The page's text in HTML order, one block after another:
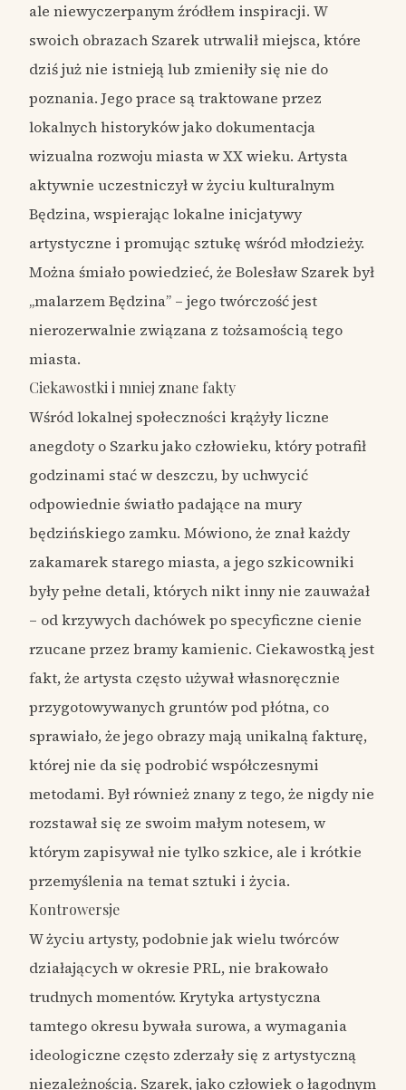
ale niewyczerpanym źródłem inspiracji. W
swoich obrazach Szarek utrwalił miejsca, które
dziś już nie istnieją lub zmieniły się nie do
poznania. Jego prace są traktowane przez
lokalnych historyków jako dokumentacja
wizualna rozwoju miasta w XX wieku. Artysta
aktywnie uczestniczył w życiu kulturalnym
Będzina, wspierając lokalne inicjatywy
artystyczne i promując sztukę wśród młodzieży.
Można śmiało powiedzieć, że Bolesław Szarek był
„malarzem Będzina” – jego twórczość jest
nierozerwalnie związana z tożsamością tego
miasta.
Ciekawostki i mniej znane fakty
Wśród lokalnej społeczności krążyły liczne
anegdoty o Szarku jako człowieku, który potrafił
godzinami stać w deszczu, by uchwycić
odpowiednie światło padające na mury
będzińskiego zamku. Mówiono, że znał każdy
zakamarek starego miasta, a jego szkicowniki
były pełne detali, których nikt inny nie zauważał
– od krzywych dachówek po specyficzne cienie
rzucane przez bramy kamienic. Ciekawostką jest
fakt, że artysta często używał własnoręcznie
przygotowywanych gruntów pod płótna, co
sprawiało, że jego obrazy mają unikalną fakturę,
której nie da się podrobić współczesnymi
metodami. Był również znany z tego, że nigdy nie
rozstawał się ze swoim małym notesem, w
którym zapisywał nie tylko szkice, ale i krótkie
przemyślenia na temat sztuki i życia.
Kontrowersje
W życiu artysty, podobnie jak wielu twórców
działających w okresie PRL, nie brakowało
trudnych momentów. Krytyka artystyczna
tamtego okresu bywała surowa, a wymagania
ideologiczne często zderzały się z artystyczną
niezależnością. Szarek, jako człowiek o łagodnym